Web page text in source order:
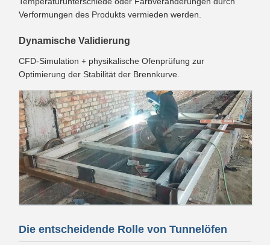
Verformungen des Produkts vermieden werden.
Dynamische Validierung
CFD-Simulation + physikalische Ofenprüfung zur
Optimierung der Stabilität der Brennkurve.
Die entscheidende Rolle von Tunnelöfen